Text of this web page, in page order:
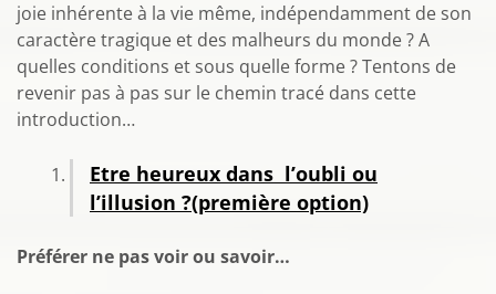
joie inhérente à la vie même, indépendamment de son
caractère tragique et des malheurs du monde ? A
quelles conditions et sous quelle forme ? Tentons de
revenir pas à pas sur le chemin tracé dans cette
introduction…
Etre heureux dans l’oubli ou
l’illusion ?(première option)
Préférer ne pas voir ou savoir…